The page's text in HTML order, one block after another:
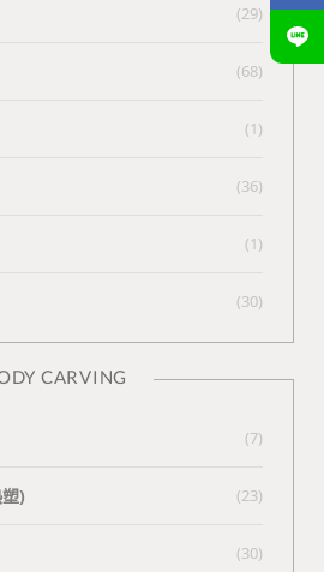
(29)
(68)
(1)
(36)
(1)
(30)
CARVING
(7)
) (23)
(30)